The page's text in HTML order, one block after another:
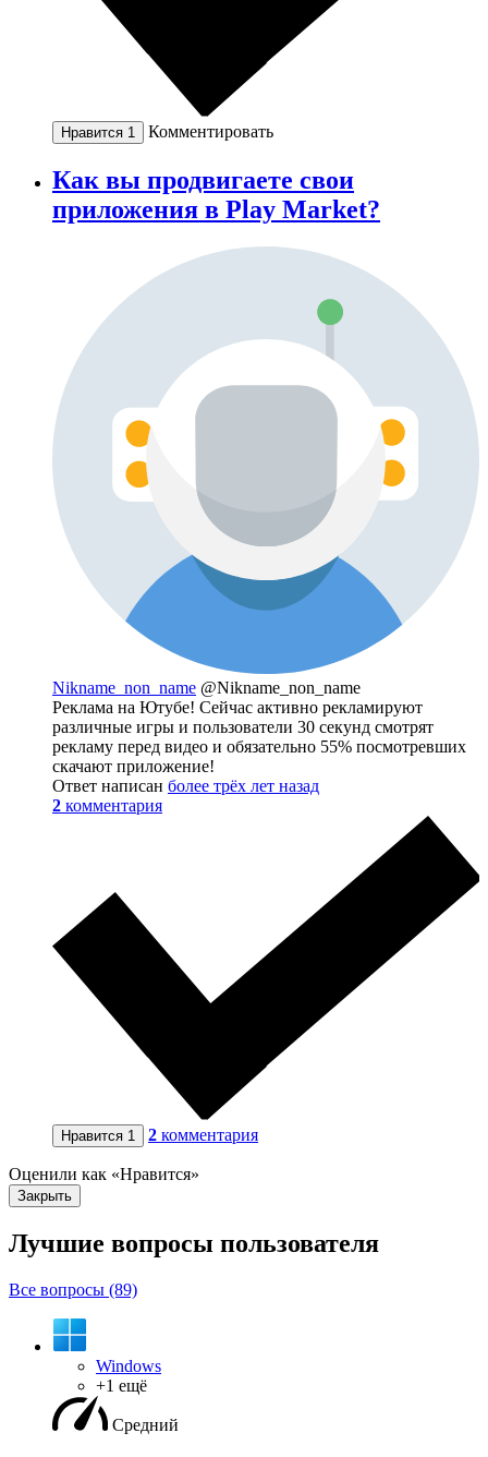
Нравится 1 Комментировать
Как вы продвигаете свои
приложения в Play Market?
Nikname_non_name @Nikname_non_name
Реклама на Ютубе! Сейчас активно рекламируют
различные игры и пользователи 30 секунд смотрят
рекламу перед видео и обязательно 55% посмотревших
скачают приложение!
Ответ написан более трёх лет назад
2 комментария
Нравится 1 2 комментария
Оценили как «Нравится»
Закрыть
Лучшие вопросы пользователя
Все вопросы (89)
Windows
+1 ещё
Средний